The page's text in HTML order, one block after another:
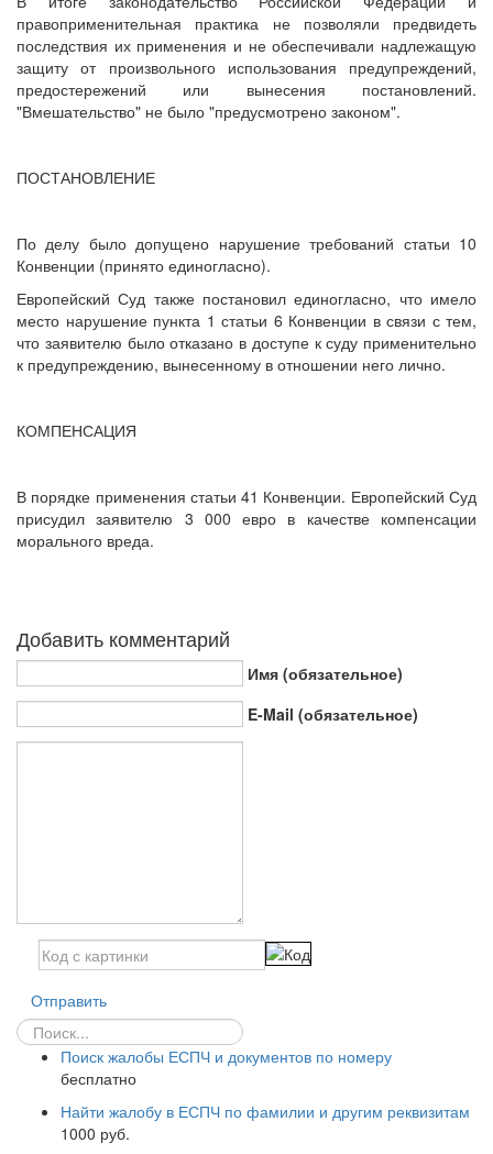
правоприменительная практика не позволяли предвидеть
последствия их применения и не обеспечивали надлежащую
защиту от произвольного использования предупреждений,
предостережений или вынесения постановлений.
"Вмешательство" не было "предусмотрено законом".
ПОСТАНОВЛЕНИЕ
По делу было допущено нарушение требований статьи 10
Конвенции (принято единогласно).
Европейский Суд также постановил единогласно, что имело
место нарушение пункта 1 статьи 6 Конвенции в связи с тем,
что заявителю было отказано в доступе к суду применительно
к предупреждению, вынесенному в отношении него лично.
КОМПЕНСАЦИЯ
В порядке применения статьи 41 Конвенции. Европейский Суд
присудил заявителю 3 000 евро в качестве компенсации
морального вреда.
Добавить комментарий
Имя (обязательное)
E-Mail (обязательное)
Отправить
Поиск жалобы ЕСПЧ и документов по номеру
бесплатно
Найти жалобу в ЕСПЧ по фамилии и другим реквизитам
1000 руб.